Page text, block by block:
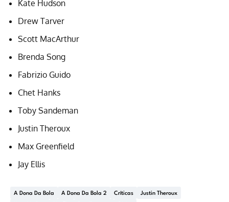
Kate Hudson
Drew Tarver
Scott MacArthur
Brenda Song
Fabrizio Guido
Chet Hanks
Toby Sandeman
Justin Theroux
Max Greenfield
Jay Ellis
A Dona Da Bola A Dona Da Bola 2 Críticas Justin Theroux